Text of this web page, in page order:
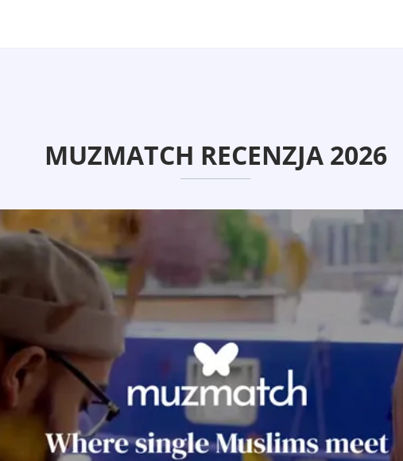
MUZMATCH RECENZJA 2026